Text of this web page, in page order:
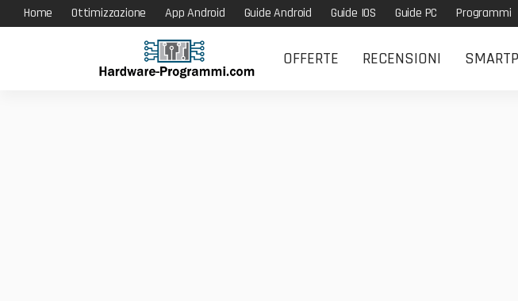
Home Ottimizzazione App Android Guide Android Guide IOS Guide PC Programmi
OFFERTE RECENSIONI